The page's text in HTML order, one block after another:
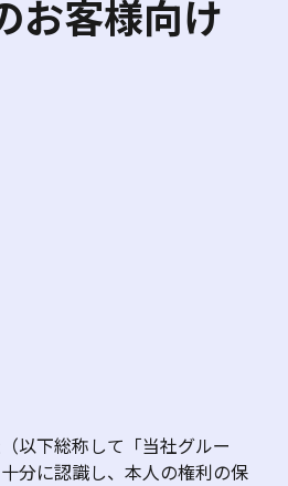
お客様向け
以下総称して「当社グルー
分に認識し、本人の権利の保